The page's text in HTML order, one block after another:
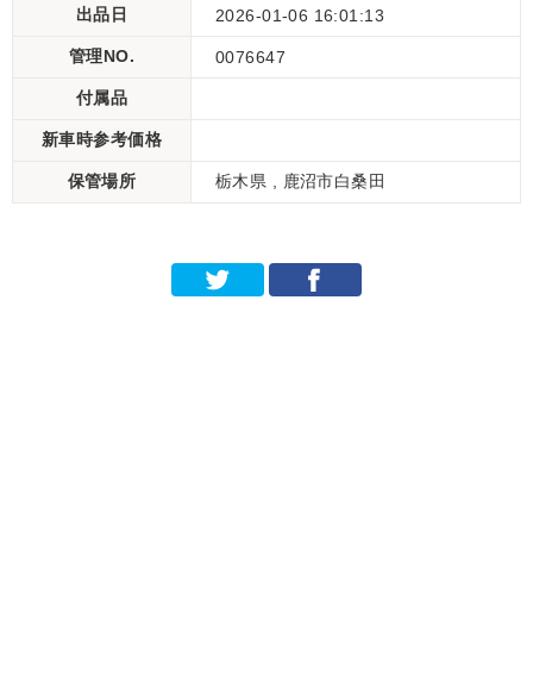
出品日 2026-01-06 16:01:13
管理NO. 0076647
付属品
新車時参考価格
保管場所 栃木県 , 鹿沼市白桑田